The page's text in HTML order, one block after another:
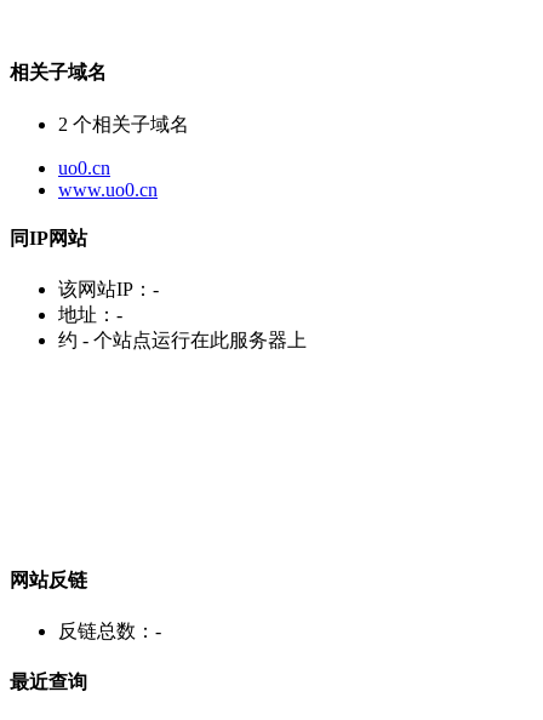
相关子域名
2 个相关子域名
uo0.cn
www.uo0.cn
同IP网站
该网站IP： -
地址： -
约 - 个站点运行在此服务器上
网站反链
反链总数： -
最近查询